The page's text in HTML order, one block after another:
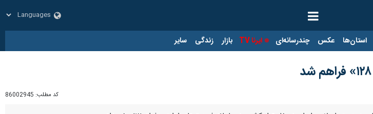
استان‌ها عکس چندرسانه‌ای ایرنا TV بازار زندگی سایر
کد مطلب: 86002945